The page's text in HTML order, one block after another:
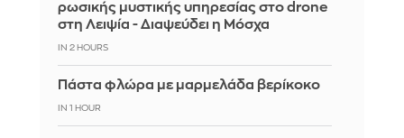
ρωσικής μυστικής υπηρεσίας στο drone
στη Λειψία - Διαψεύδει η Μόσχα
IN 2 HOURS
Πάστα φλώρα με μαρμελάδα βερίκοκο
IN 1 HOUR